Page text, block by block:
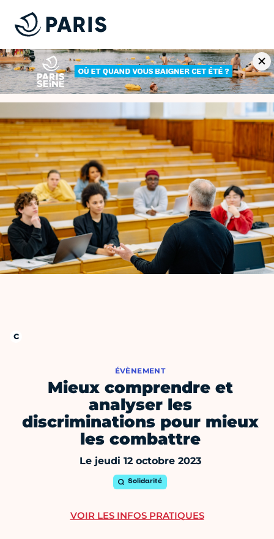
ÉVÈNEMENT
Mieux comprendre et
analyser les
discriminations pour mieux
les combattre
Le jeudi 12 octobre 2023
Solidarité
VOIR LES INFOS PRATIQUES